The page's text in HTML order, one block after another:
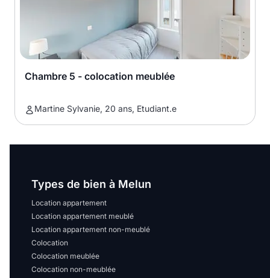
Chambre 5 - colocation meublée
Martine Sylvanie, 20 ans, Etudiant.e
Types de bien à Melun
Location appartement
Location appartement meublé
Location appartement non-meublé
Colocation
Colocation meublée
Colocation non-meublée